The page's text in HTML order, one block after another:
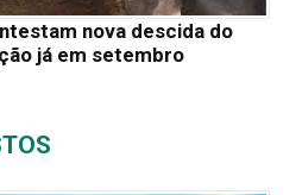
nova descida do
já em setembro